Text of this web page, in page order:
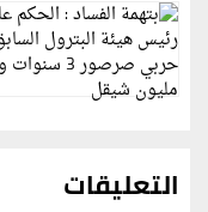
التعليقات